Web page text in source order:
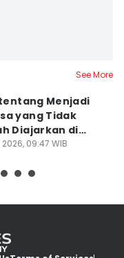
See More
Menjadi
yang Tidak
Diajarkan di
09:47 WIB